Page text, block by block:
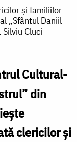
și familiilor
„Sfântul Daniil
Cluci
Cultural-
din
clericilor și